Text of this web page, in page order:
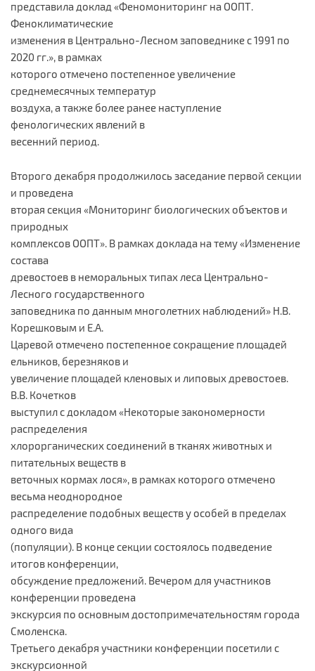
представила доклад «Феномониторинг на ООПТ.
Феноклиматические
изменения в Центрально-Лесном заповеднике с 1991 по
2020 гг.», в рамках
которого отмечено постепенное увеличение
среднемесячных температур
воздуха, а также более ранее наступление
фенологических явлений в
весенний период.
Второго декабря продолжилось заседание первой секции
и проведена
вторая секция «Мониторинг биологических объектов и
природных
комплексов ООПТ». В рамках доклада на тему «Изменение
состава
древостоев в неморальных типах леса Центрально-
Лесного государственного
заповедника по данным многолетних наблюдений» Н.В.
Корешковым и Е.А.
Царевой отмечено постепенное сокращение площадей
ельников, березняков и
увеличение площадей кленовых и липовых древостоев.
В.В. Кочетков
выступил с докладом «Некоторые закономерности
распределения
хлорорганических соединений в тканях животных и
питательных веществ в
веточных кормах лося», в рамках которого отмечено
весьма неоднородное
распределение подобных веществ у особей в пределах
одного вида
(популяции). В конце секции состоялось подведение
итогов конференции,
обсуждение предложений. Вечером для участников
конференции проведена
экскурсия по основным достопримечательностям города
Смоленска.
Третьего декабря участники конференции посетили с
экскурсионной